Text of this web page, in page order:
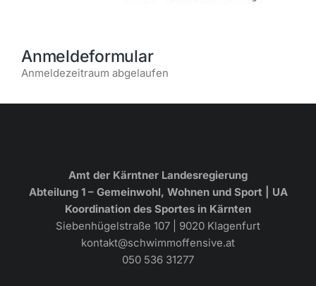
Anmeldeformular
Anmeldezeitraum abgelaufen
Amt der Kärntner Landesregierung
Abteilung 1 – Gemeinwohl, Wohnen und Sport | UA
Koordination des Sportes in Kärnten
Siebenhügelstraße 107 | 9020 Klagenfurt
kontakt@schwimmoffensive.at
050 536 31277